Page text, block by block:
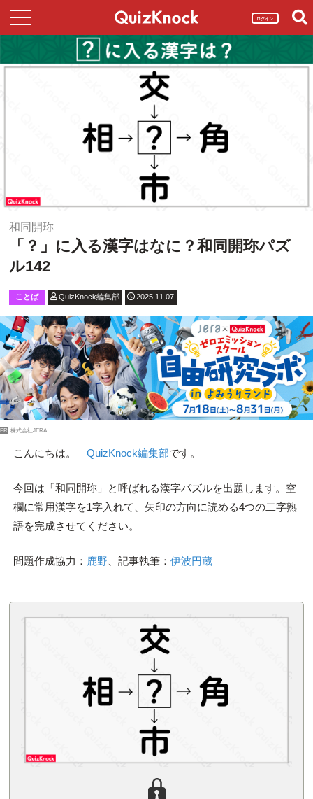
ログイン
和同開珎
「？」に入る漢字はなに？和同開珎パズ
ル142
ことば QuizKnock編集部 2025.11.07
PR 株式会社JERA
こんにちは。 QuizKnock編集部です。
今回は「和同開珎」と呼ばれる漢字パズルを出題します。空
欄に常用漢字を1字入れて、矢印の方向に読める4つの二字熟
語を完成させてください。
問題作成協力： 鹿野、記事執筆： 伊波円蔵